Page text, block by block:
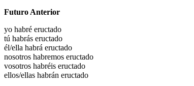
Futuro Anterior
yo habré eructado
tú habrás eructado
él/ella habrá eructado
nosotros habremos eructado
vosotros habréis eructado
ellos/ellas habrán eructado